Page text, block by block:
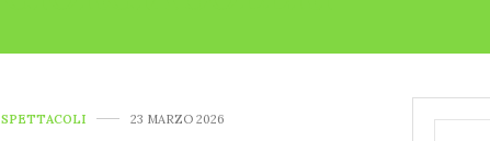
SPETTACOLI 23 MARZO 2026